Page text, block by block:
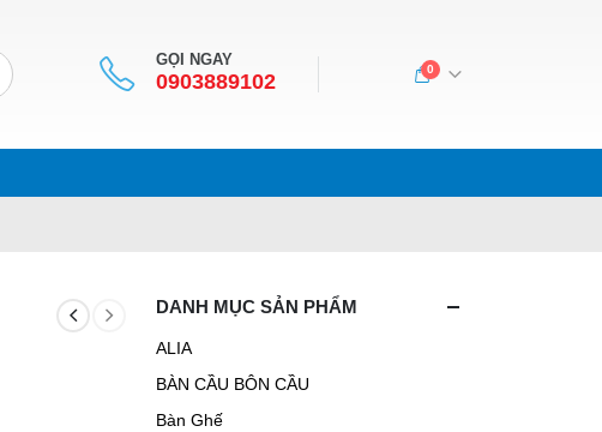
GỌI NGAY
0903889102
0
DANH MỤC SẢN PHẨM
ALIA
BÀN CẦU BÔN CẦU
Bàn Ghế